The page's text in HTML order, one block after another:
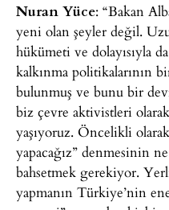
Nuran Yüce: “Bakan
yeni olan şeyler değil.
hükümeti ve dolayısıyla
kalkınma politikalarının
bulunmuş ve bunu bir
biz çevre aktivistleri
yaşıyoruz. Öncelikli
yapacağız” denmesinin
bahsetmek gerekiyor.
yapmanın Türkiye’nin